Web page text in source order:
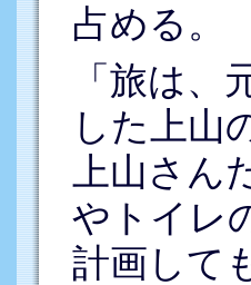
占める。
「旅は
した上山
上山さ
やトイレ
計画して